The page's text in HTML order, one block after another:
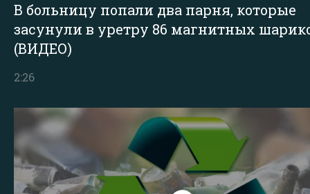
В больницу попали два парня, которые
засунули в уретру 86 магнитных
(ВИДЕО)
2:26